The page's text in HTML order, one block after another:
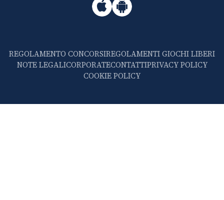
REGOLAMENTO CONCORSIREGOLAMENTI GIOCHI LIBERI
NOTE LEGALICORPORATECONTATTIPRIVACY POLICY
COOKIE POLICY